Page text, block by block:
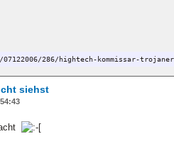
286/hightech-kommissar-
siehst